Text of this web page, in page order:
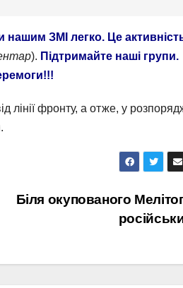
нашим ЗМІ легко. Це
). Підтримайте наші групи.
лінії фронту, а отже, у
Біля окупованого